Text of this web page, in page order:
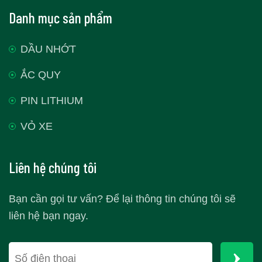
Danh mục sản phẩm
DẦU NHỚT
ẮC QUY
PIN LITHIUM
VỎ XE
Liên hệ chúng tôi
Bạn cần gọi tư vấn? Để lại thông tin chúng tôi sẽ
liên hệ bạn ngay.